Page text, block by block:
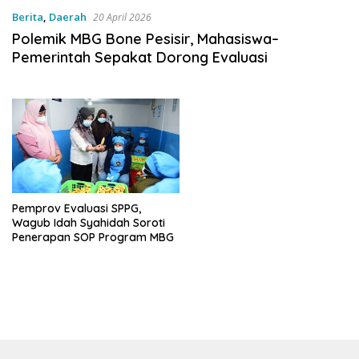
Berita, Daerah 20 April 2026
Polemik MBG Bone Pesisir, Mahasiswa–
Pemerintah Sepakat Dorong Evaluasi
Pemprov Evaluasi SPPG,
Wagub Idah Syahidah Soroti
Penerapan SOP Program MBG